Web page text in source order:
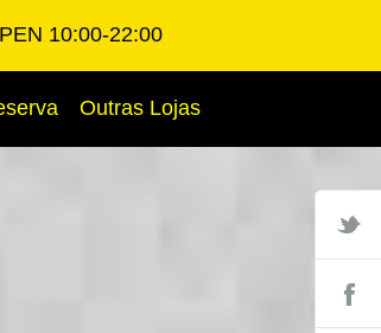
10:00-22:00
Outras Lojas